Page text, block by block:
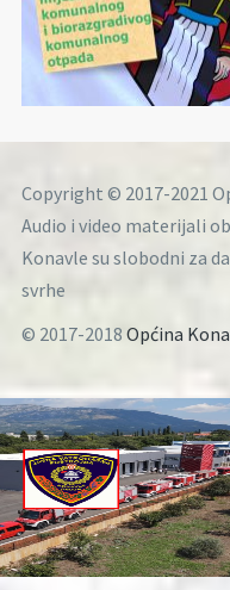
Copyright © 2017-2021
Audio i video materijali
Konavle su slobodni za
svrhe
© 2017-2018 Općina